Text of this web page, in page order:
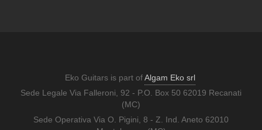
Eko Guitars is part ofAlgam Eko srl
Sede Legale Via Falleroni, 92 - P.O. Box 50 62019 Recanati
(MC)
Sede Operativa Via O. Pigini, 8 - Z. Ind. Aneto 62010